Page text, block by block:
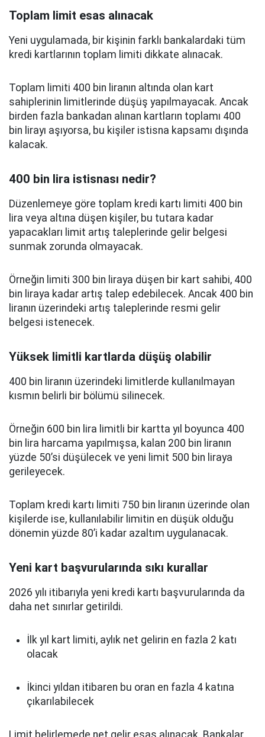
Toplam limit esas alınacak
Yeni uygulamada, bir kişinin farklı bankalardaki tüm
kredi kartlarının toplam limiti dikkate alınacak.
Toplam limiti 400 bin liranın altında olan kart
sahiplerinin limitlerinde düşüş yapılmayacak. Ancak
birden fazla bankadan alınan kartların toplamı 400
bin lirayı aşıyorsa, bu kişiler istisna kapsamı dışında
kalacak.
400 bin lira istisnası nedir?
Düzenlemeye göre toplam kredi kartı limiti 400 bin
lira veya altına düşen kişiler, bu tutara kadar
yapacakları limit artış taleplerinde gelir belgesi
sunmak zorunda olmayacak.
Örneğin limiti 300 bin liraya düşen bir kart sahibi, 400
bin liraya kadar artış talep edebilecek. Ancak 400 bin
liranın üzerindeki artış taleplerinde resmi gelir
belgesi istenecek.
Yüksek limitli kartlarda düşüş olabilir
400 bin liranın üzerindeki limitlerde kullanılmayan
kısmın belirli bir bölümü silinecek.
Örneğin 600 bin lira limitli bir kartta yıl boyunca 400
bin lira harcama yapılmışsa, kalan 200 bin liranın
yüzde 50’si düşülecek ve yeni limit 500 bin liraya
gerileyecek.
Toplam kredi kartı limiti 750 bin liranın üzerinde olan
kişilerde ise, kullanılabilir limitin en düşük olduğu
dönemin yüzde 80’i kadar azaltım uygulanacak.
Yeni kart başvurularında sıkı kurallar
2026 yılı itibarıyla yeni kredi kartı başvurularında da
daha net sınırlar getirildi.
İlk yıl kart limiti, aylık net gelirin en fazla 2 katı
olacak
İkinci yıldan itibaren bu oran en fazla 4 katına
çıkarılabilecek
Limit belirlemede net gelir esas alınacak. Bankalar